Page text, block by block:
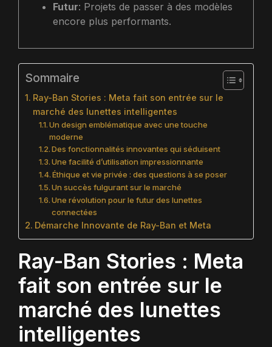
Futur: Projets de passer à des modèles
encore plus performants.
Sommaire
Ray-Ban Stories : Meta fait son entrée sur le
marché des lunettes intelligentes
Un design emblématique avec une touche
moderne
Des fonctionnalités innovantes qui séduisent
Une facilité d’utilisation impressionnante
Éthique et vie privée : des questions à se poser
Un succès fulgurant sur le marché
Une révolution pour le futur des lunettes
connectées
Démarche Innovante de Ray-Ban et Meta
Ray-Ban Stories : Meta
fait son entrée sur le
marché des lunettes
intelligentes